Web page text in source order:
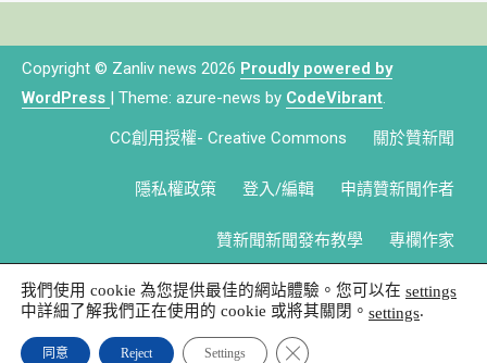
Copyright © Zanliv news 2026 Proudly powered by
WordPress | Theme: azure-news by CodeVibrant.
CC創用授權- Creative Commons 關於贊新聞
隱私權政策 登入/編輯 申請贊新聞作者
贊新聞新聞發布教學 專欄作家
我們使用 cookie 為您提供最佳的網站體驗。您可以在 settings
中詳細了解我們正在使用的 cookie 或將其關閉。 settings.
同意 Reject Settings Close GDPR Cookie Banner